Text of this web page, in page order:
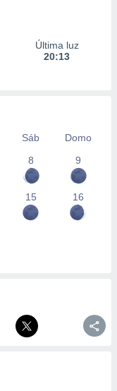
Última luz
20:13
Sáb
Domo
8 9
15 16